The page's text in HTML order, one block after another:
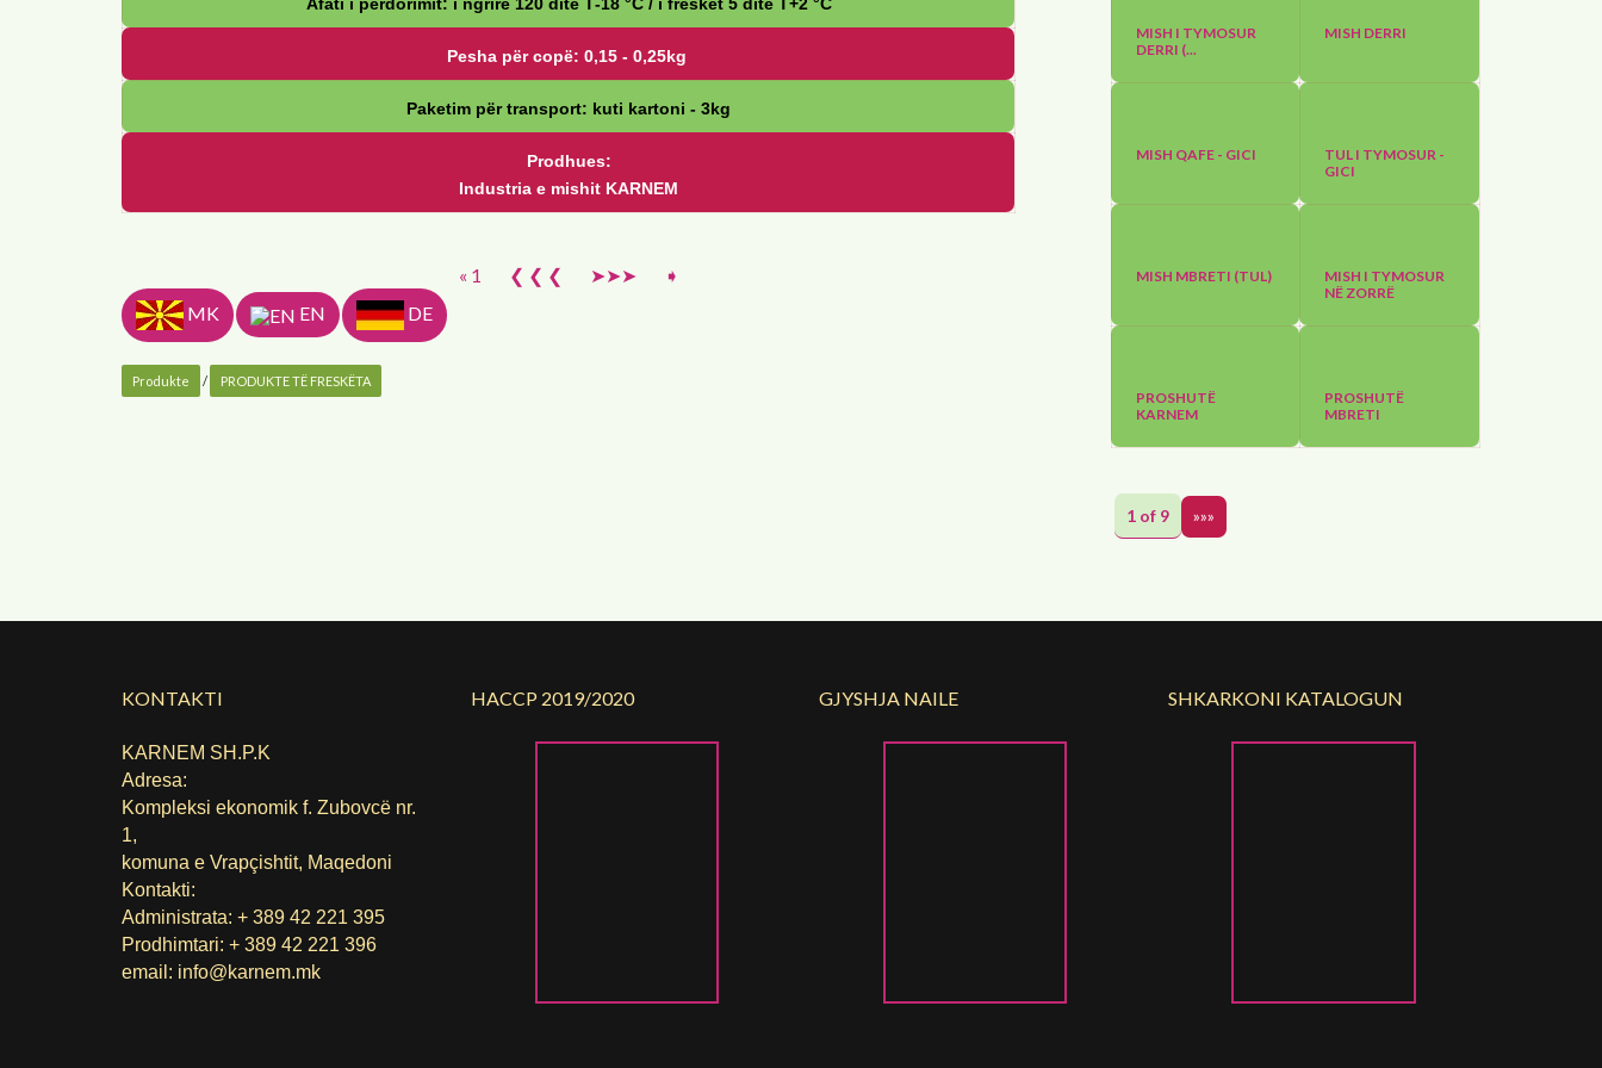
Pesha për copë: 0,15 - 0,25kg
Paketim për transport: kuti kartoni - 3kg
Prodhues:
Industria e mishit KARNEM
« 1 ❮ ❮ ❮ ➤➤➤
➧
MK
EN DE
Produkte / PRODUKTE TË FRESKËTA
MISH I TYMOSUR
DERRI (...
MISH DERRI
MISH QAFE - GICI
TUL I TYMOSUR -
GICI
MISH MBRETI (TUL)
MISH I TYMOSUR
NË ZORRË
PROSHUTË
KARNEM
PROSHUTË
MBRETI
1 of 9 »»»
KONTAKTI
KARNEM SH.P.K
Adresa:
Kompleksi ekonomik f. Zubovcë nr.
1,
komuna е Vrapçishtit, Maqedoni
Kontakti:
Administrata: + 389 42 221 395
Prodhimtari: + 389 42 221 396
email: info@karnem.mk
HACCP 2019/2020 GJYSHJA NAILE SHKARKONI KATALOGUN